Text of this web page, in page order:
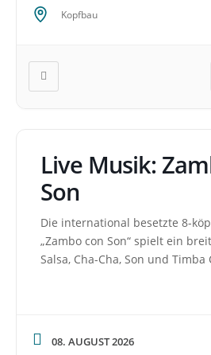
Kopfbau
Live Musik:
Son
Die international besetzte 8-
„Zambo con Son“ spielt ein
Salsa, Cha-Cha, Son und
08. AUGUST 2026